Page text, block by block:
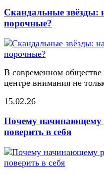
Скандальные звёзды:
порочные?
В современном обществе
центре внимания не
15.02.26
Почему начинающему
поверить в себя